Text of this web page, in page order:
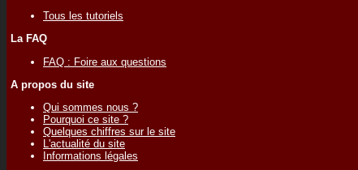
Tous les tutoriels
La FAQ
FAQ : Foire aux questions
A propos du site
Qui sommes nous ?
Pourquoi ce site ?
Quelques chiffres sur le site
L'actualité du site
Informations légales